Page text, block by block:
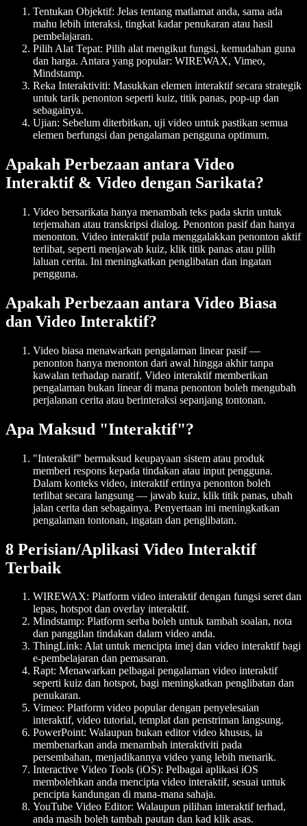
Tentukan Objektif: Jelas tentang matlamat anda, sama ada
mahu lebih interaksi, tingkat kadar penukaran atau hasil
pembelajaran.
Pilih Alat Tepat: Pilih alat mengikut fungsi, kemudahan guna
dan harga. Antara yang popular: WIREWAX, Vimeo,
Mindstamp.
Reka Interaktiviti: Masukkan elemen interaktif secara strategik
untuk tarik penonton seperti kuiz, titik panas, pop-up dan
sebagainya.
Ujian: Sebelum diterbitkan, uji video untuk pastikan semua
elemen berfungsi dan pengalaman pengguna optimum.
Apakah Perbezaan antara Video
Interaktif & Video dengan Sarikata?
Video bersarikata hanya menambah teks pada skrin untuk
terjemahan atau transkripsi dialog. Penonton pasif dan hanya
menonton. Video interaktif pula menggalakkan penonton aktif
terlibat, seperti menjawab kuiz, klik titik panas atau pilih
laluan cerita. Ini meningkatkan penglibatan dan ingatan
pengguna.
Apakah Perbezaan antara Video Biasa
dan Video Interaktif?
Video biasa menawarkan pengalaman linear pasif —
penonton hanya menonton dari awal hingga akhir tanpa
kawalan terhadap naratif. Video interaktif memberikan
pengalaman bukan linear di mana penonton boleh mengubah
perjalanan cerita atau berinteraksi sepanjang tontonan.
Apa Maksud "Interaktif"?
"Interaktif" bermaksud keupayaan sistem atau produk
memberi respons kepada tindakan atau input pengguna.
Dalam konteks video, interaktif ertinya penonton boleh
terlibat secara langsung — jawab kuiz, klik titik panas, ubah
jalan cerita dan sebagainya. Penyertaan ini meningkatkan
pengalaman tontonan, ingatan dan penglibatan.
8 Perisian/Aplikasi Video Interaktif
Terbaik
WIREWAX: Platform video interaktif dengan fungsi seret dan
lepas, hotspot dan overlay interaktif.
Mindstamp: Platform serba boleh untuk tambah soalan, nota
dan panggilan tindakan dalam video anda.
ThingLink: Alat untuk mencipta imej dan video interaktif bagi
e-pembelajaran dan pemasaran.
Rapt: Menawarkan pelbagai pengalaman video interaktif
seperti kuiz dan hotspot, bagi meningkatkan penglibatan dan
penukaran.
Vimeo: Platform video popular dengan penyelesaian
interaktif, video tutorial, templat dan penstriman langsung.
PowerPoint: Walaupun bukan editor video khusus, ia
membenarkan anda menambah interaktiviti pada
persembahan, menjadikannya video yang lebih menarik.
Interactive Video Tools (iOS): Pelbagai aplikasi iOS
membolehkan anda mencipta video interaktif, sesuai untuk
pencipta kandungan di mana-mana sahaja.
YouTube Video Editor: Walaupun pilihan interaktif terhad,
anda masih boleh tambah pautan dan kad klik asas.